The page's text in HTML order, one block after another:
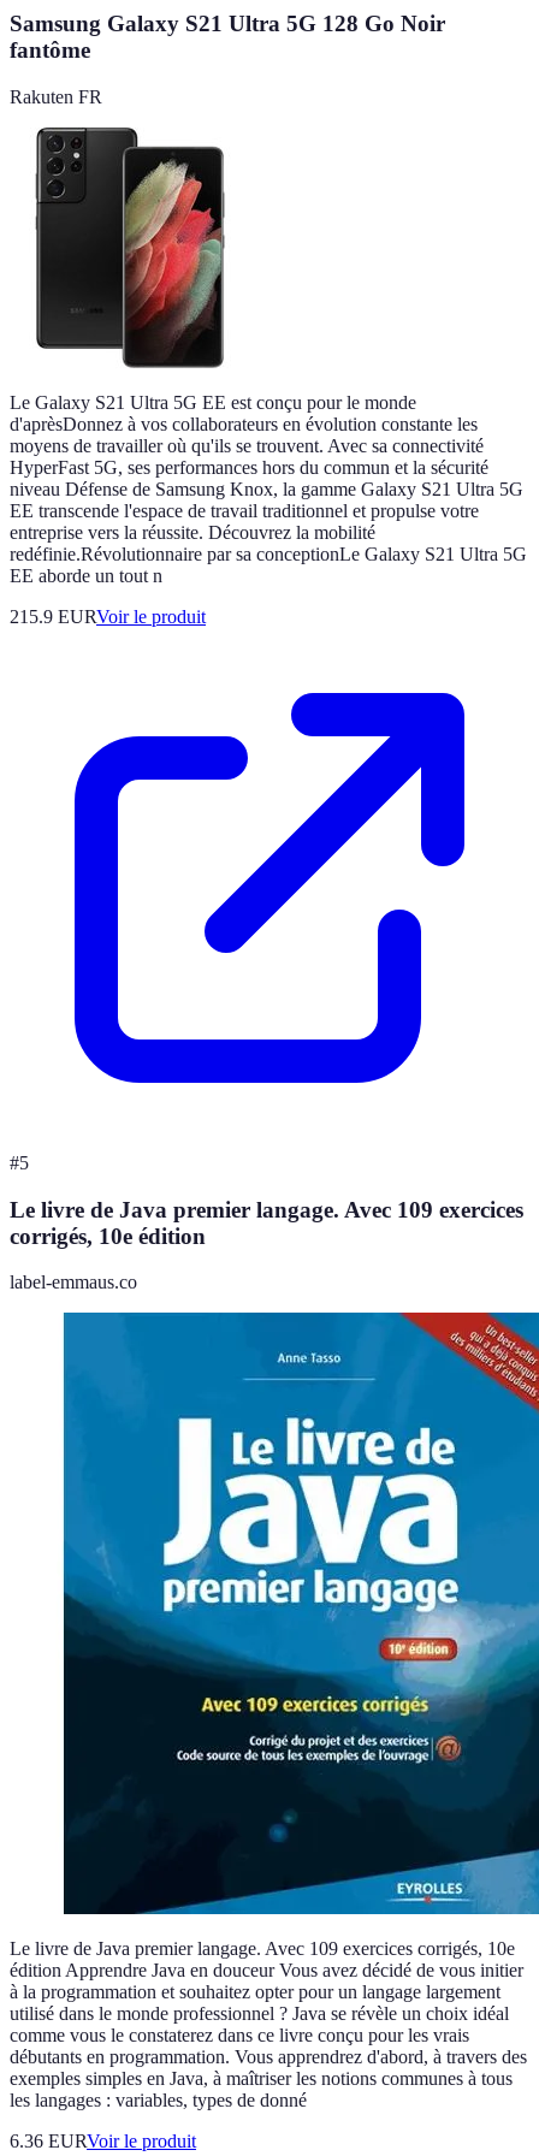
Samsung Galaxy S21 Ultra 5G 128 Go Noir
fantôme
Rakuten FR
Le Galaxy S21 Ultra 5G EE est conçu pour le monde
d'aprèsDonnez à vos collaborateurs en évolution constante les
moyens de travailler où qu'ils se trouvent. Avec sa connectivité
HyperFast 5G, ses performances hors du commun et la sécurité
niveau Défense de Samsung Knox, la gamme Galaxy S21 Ultra 5G
EE transcende l'espace de travail traditionnel et propulse votre
entreprise vers la réussite. Découvrez la mobilité
redéfinie.Révolutionnaire par sa conceptionLe Galaxy S21 Ultra 5G
EE aborde un tout n
215.9 EURVoir le produit
#5
Le livre de Java premier langage. Avec 109 exercices
corrigés, 10e édition
label-emmaus.co
Le livre de Java premier langage. Avec 109 exercices corrigés, 10e
édition Apprendre Java en douceur Vous avez décidé de vous initier
à la programmation et souhaitez opter pour un langage largement
utilisé dans le monde professionnel ? Java se révèle un choix idéal
comme vous le constaterez dans ce livre conçu pour les vrais
débutants en programmation. Vous apprendrez d'abord, à travers des
exemples simples en Java, à maîtriser les notions communes à tous
les langages : variables, types de donné
6.36 EURVoir le produit